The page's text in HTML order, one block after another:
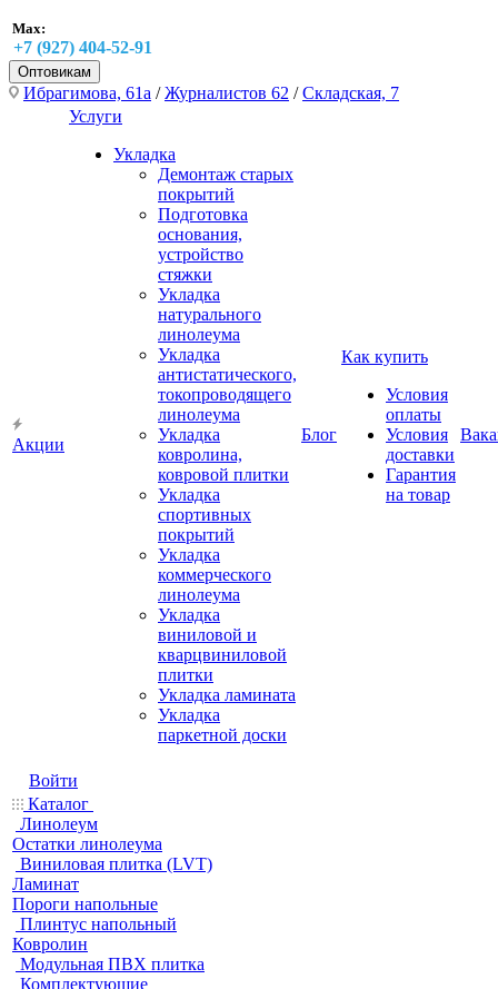
Max:
+7 (927) 404-52-91
Оптовикам
Ибрагимова, 61а /Журналистов 62 /Складская, 7
Акции
Услуги
Укладка
Демонтаж старых
покрытий
Подготовка
основания,
устройство
стяжки
Укладка
натурального
линолеума
Укладка
антистатического,
токопроводящего
линолеума
Укладка
ковролина,
ковровой плитки
Укладка
спортивных
покрытий
Укладка
коммерческого
линолеума
Укладка
виниловой и
кварцвиниловой
плитки
Укладка ламината
Укладка
паркетной доски
Блог
Как купить
Условия
оплаты
Условия
доставки
Гарантия
на товар
Войти
Каталог
Линолеум
Остатки линолеума
Виниловая плитка (LVT)
Ламинат
Пороги напольные
Плинтус напольный
Ковролин
Модульная ПВХ плитка
Комплектующие